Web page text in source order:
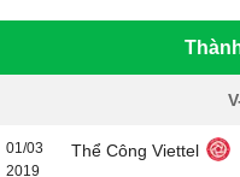
01/03
2019
Thể Công Viettel